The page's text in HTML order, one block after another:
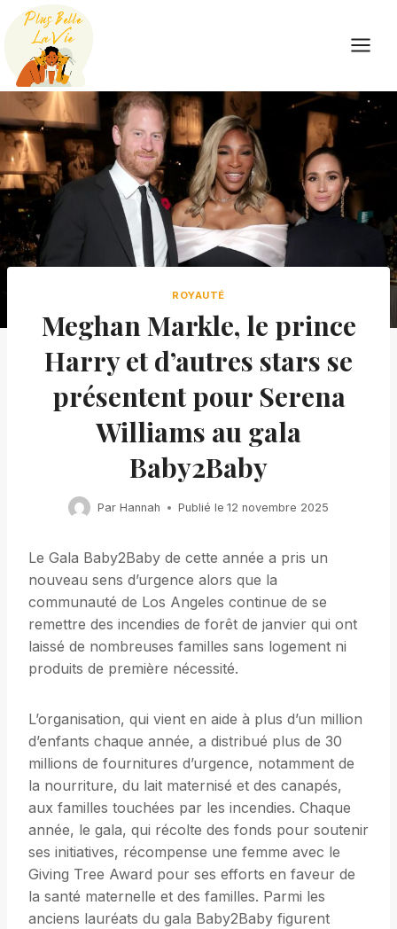
Skip
content
ROYAUTÉ
Meghan Markle, le prince
Harry et d’autres stars se
présentent pour Serena
Williams au gala
Baby2Baby
Par Hannah Publié le 12 novembre 2025
Le Gala Baby2Baby de cette année a pris un
nouveau sens d’urgence alors que la
communauté de Los Angeles continue de se
remettre des incendies de forêt de janvier qui ont
laissé de nombreuses familles sans logement ni
produits de première nécessité.
L’organisation, qui vient en aide à plus d’un million
d’enfants chaque année, a distribué plus de 30
millions de fournitures d’urgence, notamment de
la nourriture, du lait maternisé et des canapés,
aux familles touchées par les incendies. Chaque
année, le gala, qui récolte des fonds pour soutenir
ses initiatives, récompense une femme avec le
Giving Tree Award pour ses efforts en faveur de
la santé maternelle et des familles. Parmi les
anciens lauréats du gala Baby2Baby figurent